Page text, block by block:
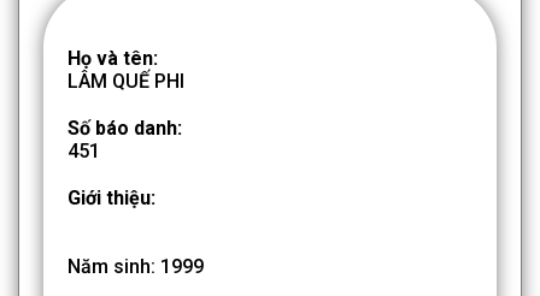
Họ và tên:
LÂM QUẾ PHI
Số báo danh:
451
Giới thiệu:
Năm sinh: 1999